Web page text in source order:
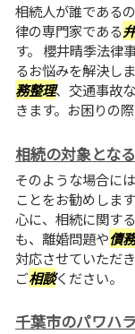
相続人が誰である
律の専門家である
す。 櫻井晴季法律
るお悩みを解決し
務整理、交通事故
きます。お困りの
相続の対象とな
そのような場合に
ことをお勧めしま
心に、相続に関す
も、離婚問題や債
対応させていただ
ご相談ください。
千葉市のパワハ